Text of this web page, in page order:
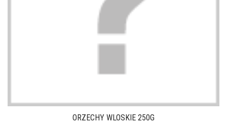
ORZECHY WLOSKIE 250G